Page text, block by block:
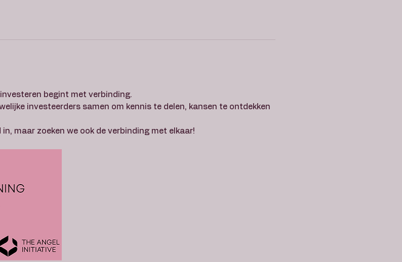
begint met verbinding.
investeerders samen om kennis te delen, kansen te ontdekken
maar zoeken we ook de verbinding met elkaar!